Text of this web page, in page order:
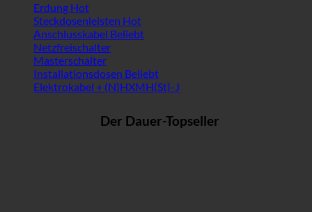
Erdung
Steckdosenleisten
Anschlusskabel
Netzfreischalter
Masterschalter
Installationsdosen
Elektrokabel + (N)HXMH(St)-J
Der Dauer-Topseller